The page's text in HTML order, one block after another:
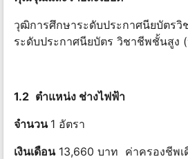
วุฒิการศึกษาระดับประกาศนียบัตร
ระดับประกาศนียบัตร วิชาชีพชั้นสูง
1.2 ตําแหน่ง ช่างไฟฟ้า
จำนวน 1 อัตรา
เงินเดือน13,660 บาท ค่าครองชีพเ